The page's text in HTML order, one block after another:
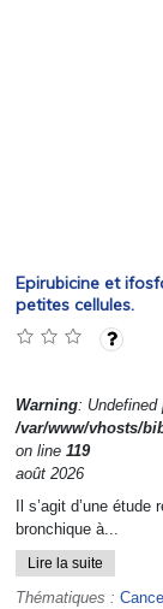
Epirubicine et
petites cellules.
Warning: Undefined
/var/www/vhosts/
on line 119
août 2026
Il s’agit d’une
bronchique à...
Lire la suite
Thématiques :